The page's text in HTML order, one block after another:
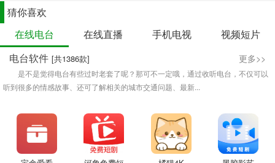
猜你喜欢
在线电台
在线直播 手机电视
视频短片
电台软件 [共1386款] 更多>>
是不是觉得电台有些过时老套了呢？那可不一定哦，通过收听电台，不仅可以
听到很多的情感故事、还可了解相关的城市交通问题、最新...